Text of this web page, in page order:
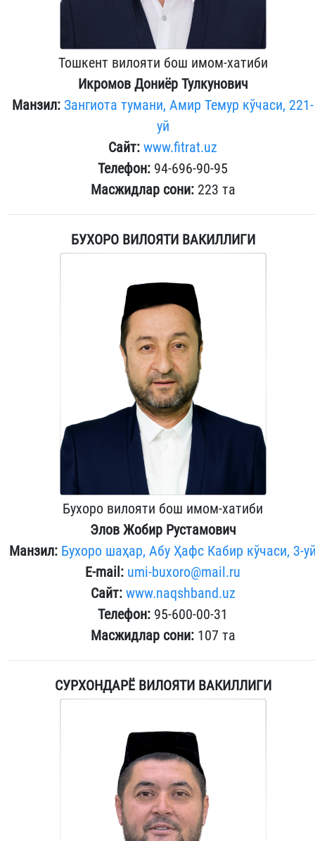
Тошкент вилояти бош имом-хатиби
Икромов Дониёр Тулкунович
Манзил: Зангиота тумани, Амир Темур кўчаси, 221-
уй
Сайт: www.fitrat.uz
Телефон: 94-696-90-95
Масжидлар сони:223 та
БУХОРО ВИЛОЯТИ ВАКИЛЛИГИ
Бухоро вилояти бош имом-хатиби
Элов Жобир Рустамович
Манзил: Бухоро шаҳар, Абу Ҳафс Кабир кўчаси, 3-
E-mail: umi-buxoro@mail.ru
Сайт: www.naqshband.uz
Телефон: 95-600-00-31
Масжидлар сони:107 та
СУРХОНДАРЁ ВИЛОЯТИ ВАКИЛЛИГИ